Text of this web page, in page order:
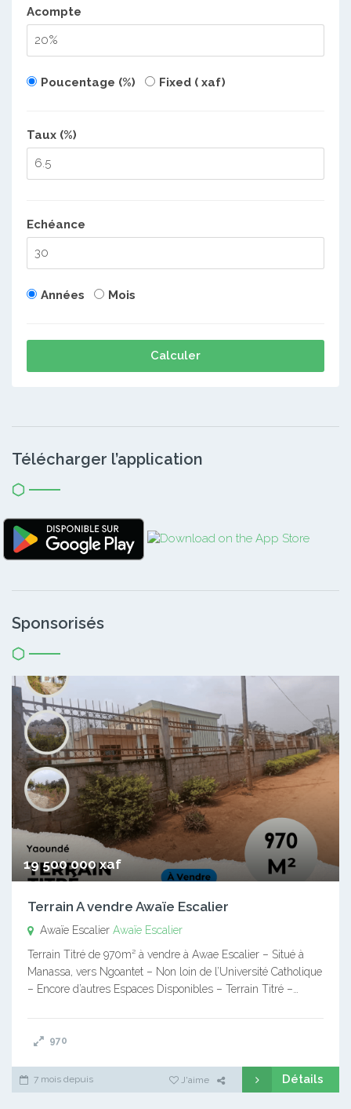
Acompte
Poucentage (%) Fixed ( xaf)
Taux (%)
Echéance
Années Mois
Calculer
Télécharger l’application
Sponsorisés
19 500 000 xaf
Terrain A vendre Awaïe Escalier
Awaïe Escalier Awaïe Escalier
Terrain Titré de 970m² à vendre à Awae Escalier – Situé à
Manassa, vers Ngoantet – Non loin de l’Université Catholique
– Encore d’autres Espaces Disponibles – Terrain Titré –…
970
7 mois depuis J'aime Détails